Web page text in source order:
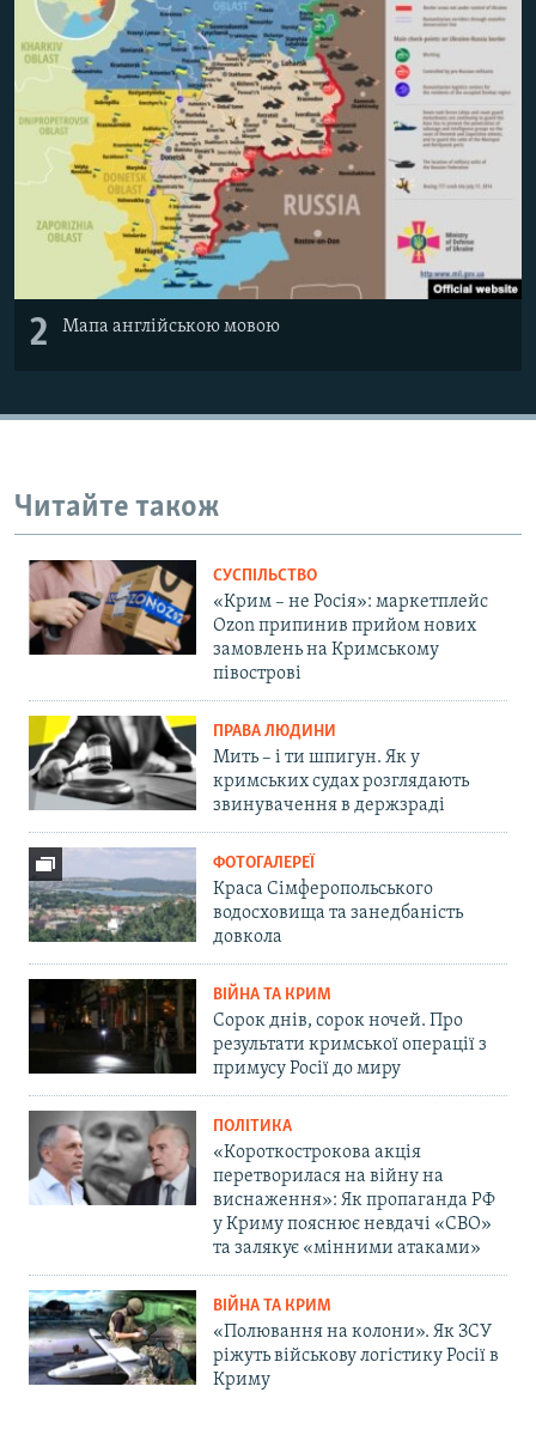
2 Мапа англійською мовою
Читайте також
СУСПІЛЬСТВО
«Крим – не Росія»: маркетплейс
Ozon припинив прийом нових
замовлень на Кримському
півострові
ПРАВА ЛЮДИНИ
Мить – і ти шпигун. Як у
кримських судах розглядають
звинувачення в держзраді
ФОТОГАЛЕРЕЇ
Краса Сімферопольського
водосховища та занедбаність
довкола
ВІЙНА ТА КРИМ
Сорок днів, сорок ночей. Про
результати кримської операції з
примусу Росії до миру
ПОЛІТИКА
«Короткострокова акція
перетворилася на війну на
виснаження»: Як пропаганда РФ
у Криму пояснює невдачі «СВО»
та залякує «мінними атаками»
ВІЙНА ТА КРИМ
«Полювання на колони». Як ЗСУ
ріжуть військову логістику Росії в
Криму